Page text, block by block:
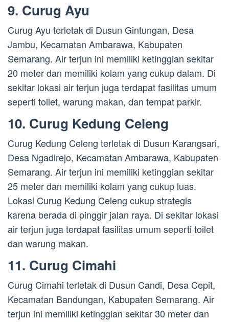
9. Curug Ayu
Curug Ayu terletak di Dusun Gintungan, Desa
Jambu, Kecamatan Ambarawa, Kabupaten
Semarang. Air terjun ini memiliki ketinggian sekitar
20 meter dan memiliki kolam yang cukup dalam. Di
sekitar lokasi air terjun juga terdapat fasilitas umum
seperti toilet, warung makan, dan tempat parkir.
10. Curug Kedung Celeng
Curug Kedung Celeng terletak di Dusun Karangsari,
Desa Ngadirejo, Kecamatan Ambarawa, Kabupaten
Semarang. Air terjun ini memiliki ketinggian sekitar
25 meter dan memiliki kolam yang cukup luas.
Lokasi Curug Kedung Celeng cukup strategis
karena berada di pinggir jalan raya. Di sekitar lokasi
air terjun juga terdapat fasilitas umum seperti toilet
dan warung makan.
11. Curug Cimahi
Curug Cimahi terletak di Dusun Candi, Desa Cepit,
Kecamatan Bandungan, Kabupaten Semarang. Air
terjun ini memiliki ketinggian sekitar 30 meter dan